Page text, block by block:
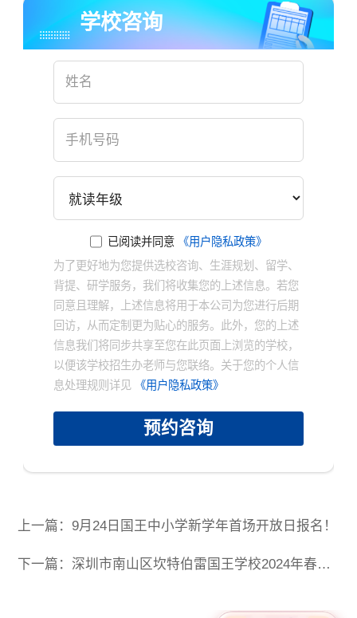
学校咨询
已阅读并同意
《用户隐私政策》
为了更好地为您提供选校咨询、生涯规划、留学、
背提、研学服务，我们将收集您的上述信息。若您
同意且理解，上述信息将用于本公司为您进行后期
回访，从而定制更为贴心的服务。此外，您的上述
信息我们将同步共享至您在此页面上浏览的学校，
以便该学校招生办老师与您联络。关于您的个人信
息处理规则详见
《用户隐私政策》
预约咨询
上一篇：9月24日国王中小学新学年首场开放日报名！
下一篇：深圳市南山区坎特伯雷国王学校2024年春招开放日报名